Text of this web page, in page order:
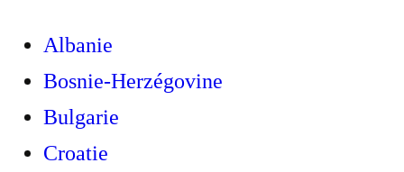
Albanie
Bosnie-Herzégovine
Bulgarie
Croatie